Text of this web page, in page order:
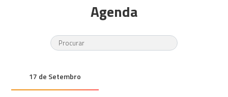
Agenda
17 de Setembro